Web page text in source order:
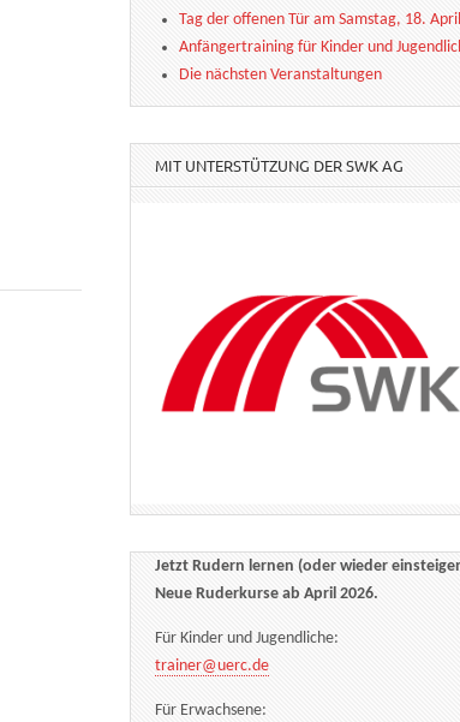
Tag der offenen Tür am Samstag, 18.
Anfängertraining für Kinder und
Die nächsten Veranstaltungen
MIT UNTERSTÜTZUNG DER SWK AG
Jetzt Rudern lernen (oder wieder
Neue Ruderkurse ab April 2026.
Für Kinder und Jugendliche:
trainer@uerc.de
Für Erwachsene: